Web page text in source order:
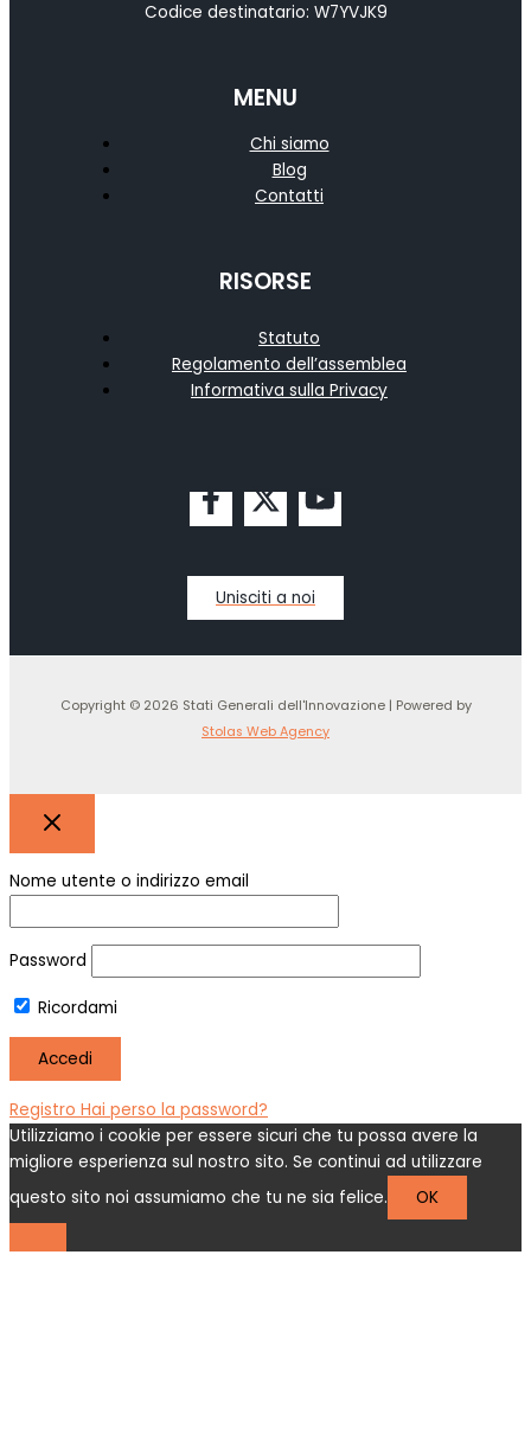
Codice destinatario: W7YVJK9
MENU
Chi siamo
Blog
Contatti
RISORSE
Statuto
Regolamento dell’assemblea
Informativa sulla Privacy
Unisciti a noi
Copyright © 2026 Stati Generali dell'Innovazione | Powered by
Stolas Web Agency
Nome utente o indirizzo email
Password
Ricordami
Registro Hai perso la password?
Utilizziamo i cookie per essere sicuri che tu possa avere la
migliore esperienza sul nostro sito. Se continui ad utilizzare
questo sito noi assumiamo che tu ne sia felice.
OK